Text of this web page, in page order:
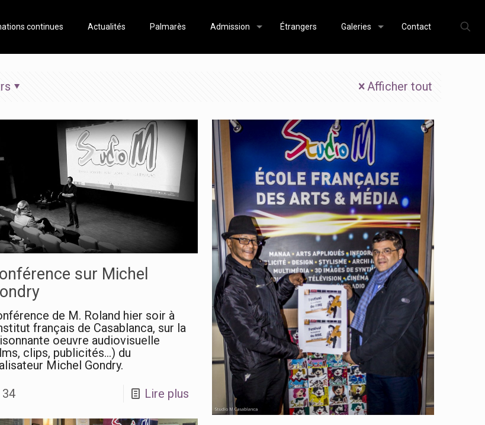
continues Actualités Palmarès Admission Étrangers Galeries Contact
Afficher tout
sur Michel
de M. Roland hier soir à
français de Casablanca, sur la
oeuvre audiovisuelle
clips, publicités…) du
Michel Gondry.
34
Lire plus